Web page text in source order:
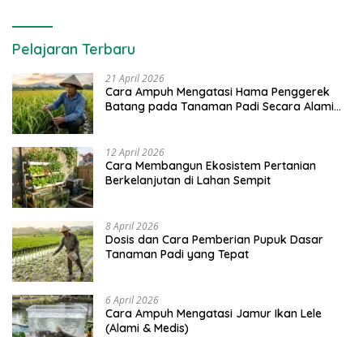
Pelajaran Terbaru
21 April 2026
Cara Ampuh Mengatasi Hama Penggerek
Batang pada Tanaman Padi Secara Alami
12 April 2026
Cara Membangun Ekosistem Pertanian
Berkelanjutan di Lahan Sempit
8 April 2026
Dosis dan Cara Pemberian Pupuk Dasar
Tanaman Padi yang Tepat
6 April 2026
Cara Ampuh Mengatasi Jamur Ikan Lele
(Alami & Medis)